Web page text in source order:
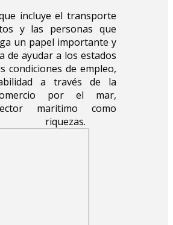
incluye el transporte
y las personas que
un papel importante y
de ayudar a los estados
condiciones de empleo,
a través de la
por el mar,
marítimo como
riquezas.